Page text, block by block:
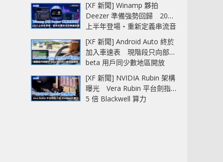
[XF 新聞] Winamp 夥拍
Deezer 準備強勢回歸 2027
上半年登場‧重新定義串流音
樂播放器
[XF 新聞] Android Auto 終於
加入車速表 現階段只向部分
beta 用戶同少數地區開放
[XF 新聞] NVIDIA Rubin 架構
曝光 Vera Rubin 平台劍指
5 倍 Blackwell 算力